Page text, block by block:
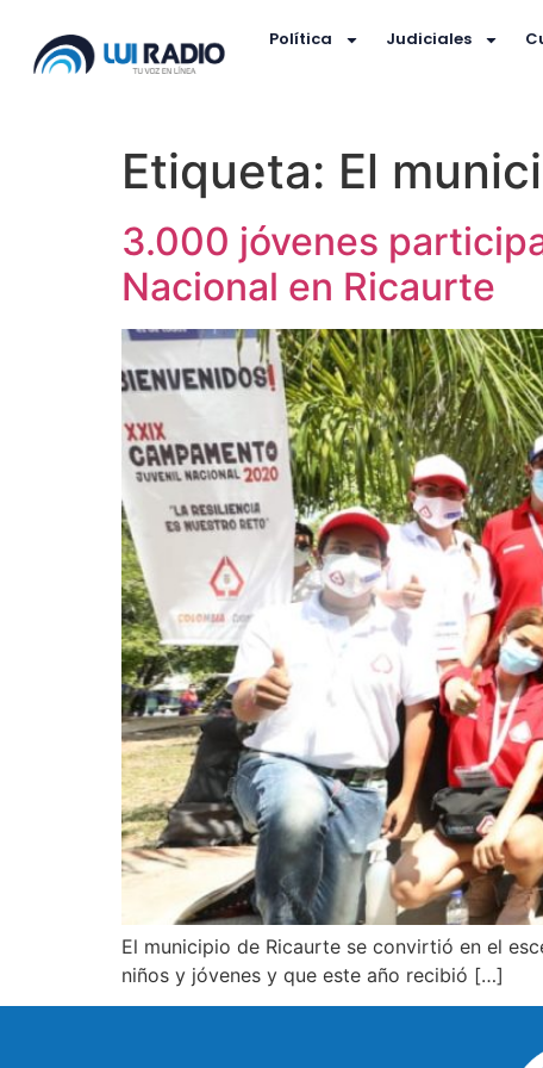
Política Judiciales
Etiqueta: El
3.000 jóvenes
Nacional en Ricaurte
El municipio de Ricaurte se convirtió en el
niños y jóvenes y que este año recibió […]